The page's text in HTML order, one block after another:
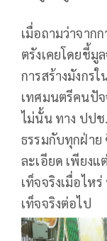
เมื่อถามว่าจาก
ตรังเคยโดยชี้
การสร้างมังกร
เทศมนตรีคนปั
ไม่นั้น ทาง ปป
ธรรมกับทุกฝ่าย
ละเอียด เพียง
เท็จจริงเมื่อไห
เท็จจริงต่อไป